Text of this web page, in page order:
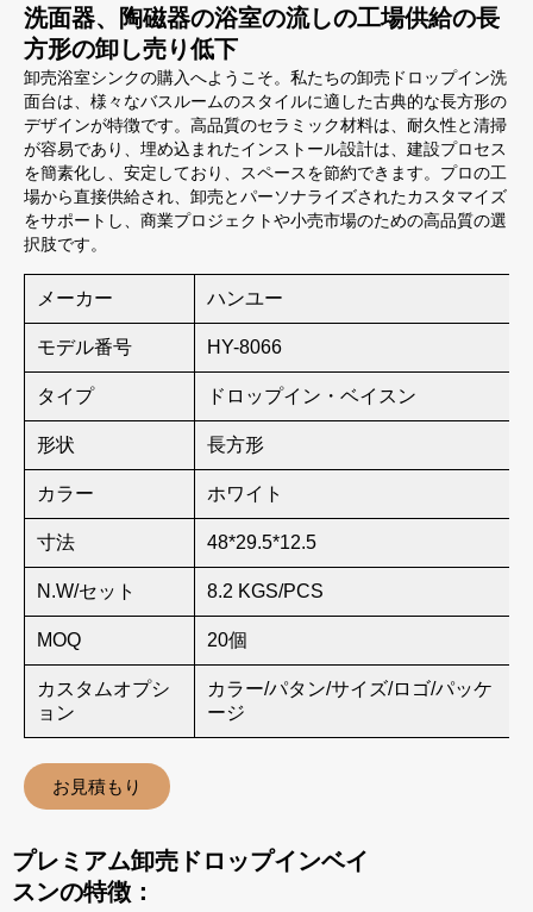
洗面器、陶磁器の浴室の流しの工場供給の長
方形の卸し売り低下
卸売浴室シンクの購入へようこそ。私たちの卸売ドロップイン洗
面台は、様々なバスルームのスタイルに適した古典的な長方形の
デザインが特徴です。高品質のセラミック材料は、耐久性と清掃
が容易であり、埋め込まれたインストール設計は、建設プロセス
を簡素化し、安定しており、スペースを節約できます。プロの工
場から直接供給され、卸売とパーソナライズされたカスタマイズ
をサポートし、商業プロジェクトや小売市場のための高品質の選
択肢です。
メーカー ハンユー
モデル番号 HY-8066
タイプ ドロップイン・ベイスン
形状 長方形
カラー ホワイト
寸法 48*29.5*12.5
N.W/セット 8.2 KGS/PCS
MOQ 20個
カスタムオプシ
ョン
カラー/パタン/サイズ/ロゴ/パッケ
ージ
お見積もり
プレミアム卸売ドロップインベイ
スンの特徴：